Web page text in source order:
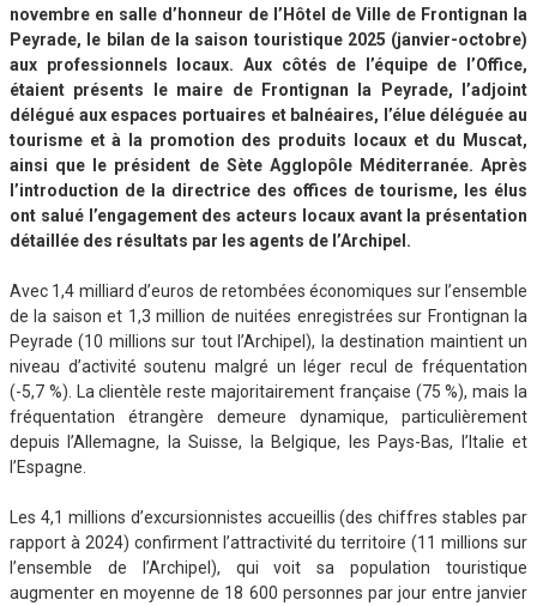
novembre en salle d’honneur de l’Hôtel de Ville de Frontignan la
Peyrade, le bilan de la saison touristique 2025 (janvier-octobre)
aux professionnels locaux. Aux côtés de l’équipe de l’Office,
étaient présents le maire de Frontignan la Peyrade, l’adjoint
délégué aux espaces portuaires et balnéaires, l’élue déléguée au
tourisme et à la promotion des produits locaux et du Muscat,
ainsi que le président de Sète Agglopôle Méditerranée. Après
l’introduction de la directrice des offices de tourisme, les élus
ont salué l’engagement des acteurs locaux avant la présentation
détaillée des résultats par les agents de l’Archipel.
Avec 1,4 milliard d’euros de retombées économiques sur l’ensemble
de la saison et 1,3 million de nuitées enregistrées sur Frontignan la
Peyrade (10 millions sur tout l’Archipel), la destination maintient un
niveau d’activité soutenu malgré un léger recul de fréquentation
(-5,7 %). La clientèle reste majoritairement française (75 %), mais la
fréquentation étrangère demeure dynamique, particulièrement
depuis l’Allemagne, la Suisse, la Belgique, les Pays-Bas, l’Italie et
l’Espagne.
Les 4,1 millions d’excursionnistes accueillis (des chiffres stables par
rapport à 2024) confirment l’attractivité du territoire (11 millions sur
l’ensemble de l’Archipel), qui voit sa population touristique
augmenter en moyenne de 18 600 personnes par jour entre janvier